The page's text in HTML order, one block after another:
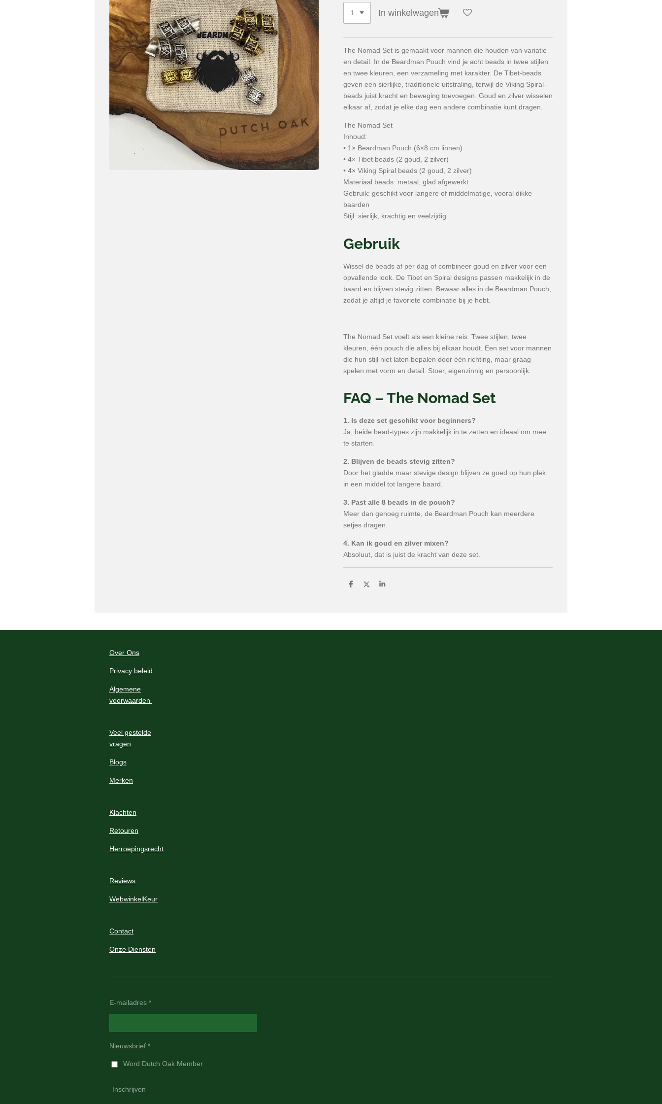
In winkelwagen
The Nomad Set is gemaakt voor mannen die houden van variatie
en detail. In de Beardman Pouch vind je acht beads in twee stijlen
en twee kleuren, een verzameling met karakter. De Tibet-beads
geven een sierlijke, traditionele uitstraling, terwijl de Viking Spiral-
beads juist kracht en beweging toevoegen. Goud en zilver wisselen
elkaar af, zodat je elke dag een andere combinatie kunt dragen.
The Nomad Set
Inhoud:
• 1× Beardman Pouch (6×8 cm linnen)
• 4× Tibet beads (2 goud, 2 zilver)
• 4× Viking Spiral beads (2 goud, 2 zilver)
Materiaal beads: metaal, glad afgewerkt
Gebruik: geschikt voor langere of middelmatige, vooral dikke
baarden
Stijl: sierlijk, krachtig en veelzijdig
Gebruik
Wissel de beads af per dag of combineer goud en zilver voor een
opvallende look. De Tibet en Spiral designs passen makkelijk in de
baard en blijven stevig zitten. Bewaar alles in de Beardman Pouch,
zodat je altijd je favoriete combinatie bij je hebt.
The Nomad Set voelt als een kleine reis. Twee stijlen, twee
kleuren, één pouch die alles bij elkaar houdt. Een set voor mannen
die hun stijl niet laten bepalen door één richting, maar graag
spelen met vorm en detail. Stoer, eigenzinnig en persoonlijk.
FAQ – The Nomad Set
1. Is deze set geschikt voor beginners?
Ja, beide bead-types zijn makkelijk in te zetten en ideaal om mee
te starten.
2. Blijven de beads stevig zitten?
Door het gladde maar stevige design blijven ze goed op hun plek
in een middel tot langere baard.
3. Past alle 8 beads in de pouch?
Meer dan genoeg ruimte, de Beardman Pouch kan meerdere
setjes dragen.
4. Kan ik goud en zilver mixen?
Absoluut, dat is juist de kracht van deze set.
D
D
S
Over Ons
Privacy beleid
Algemene
voorwaarden
Veel gestelde
vragen
Blogs
Merken
Klachten
Retouren
Herroepingsrecht
Reviews
WebwinkelKeur
Contact
Onze Diensten
E-mailadres *
Nieuwsbrief *
Word Dutch Oak Member
Inschrijven